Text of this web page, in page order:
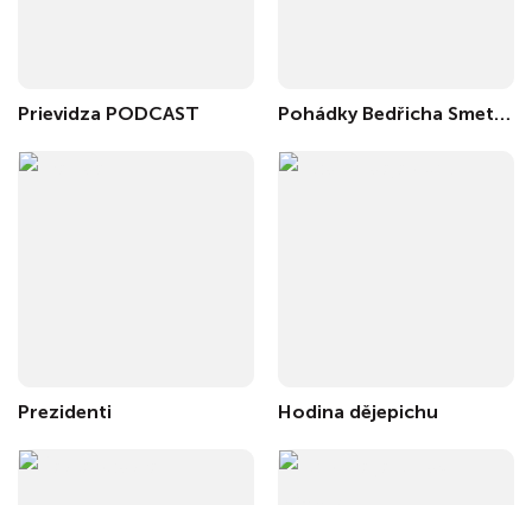
Prievidza PODCAST Pohádky Bedřicha Smetany
Prezidenti Hodina dějepichu